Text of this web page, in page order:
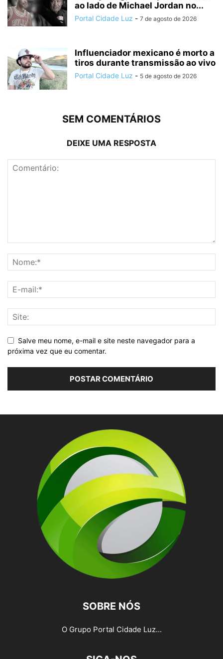
ao lado de Michael Jordan no...
Portal Cidade Luz - 7 de agosto de 2026
Influenciador mexicano é morto a
tiros durante transmissão ao vivo
Portal Cidade Luz - 5 de agosto de 2026
SEM COMENTÁRIOS
DEIXE UMA RESPOSTA
Salve meu nome, e-mail e site neste navegador para a
próxima vez que eu comentar.
SOBRE NÓS
O Grupo Portal Cidade Luz...